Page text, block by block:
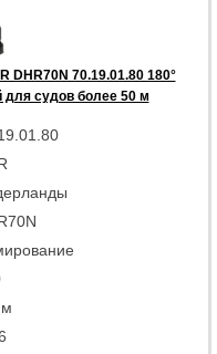
DHR70N 70.19.01.80 180°
для судов более 50 м